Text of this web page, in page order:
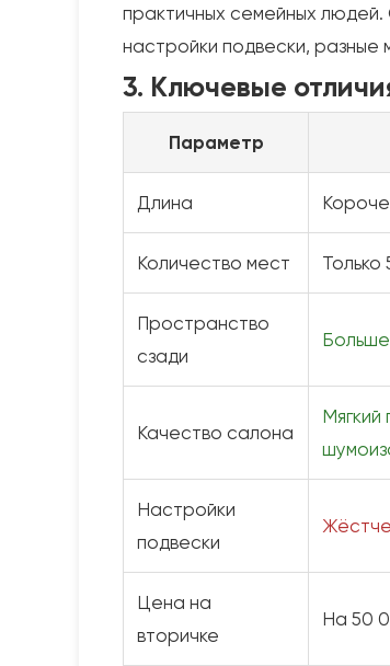
практичных семейных
настройки подвески,
3. Ключевые
Параметр
Длина
Количество мест Только
Пространство
сзади
Больше
Качество салона
Настройки
подвески
Цена на
вторичке
На 50